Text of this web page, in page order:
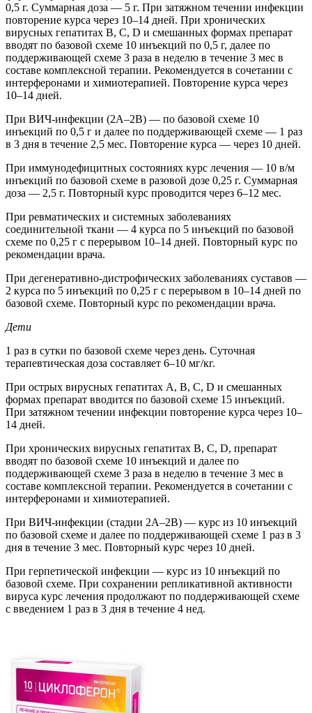
0,5 г. Суммарная доза — 5 г. При затяжном течении инфекции
повторение курса через 10–14 дней. При хронических
вирусных гепатитах В, С, D и смешанных формах препарат
вводят по базовой схеме 10 инъекций по 0,5 г, далее по
поддерживающей схеме 3 раза в неделю в течение 3 мес в
составе комплексной терапии. Рекомендуется в сочетании с
интерферонами и химиотерапией. Повторение курса через
10–14 дней.
При ВИЧ-инфекции (2А–2В) — по базовой схеме 10
инъекций по 0,5 г и далее по поддерживающей схеме — 1 раз
в 3 дня в течение 2,5 мес. Повторение курса — через 10 дней.
При иммунодефицитных состояниях курс лечения — 10 в/м
инъекций по базовой схеме в разовой дозе 0,25 г. Суммарная
доза — 2,5 г. Повторный курс проводится через 6–12 мес.
При ревматических и системных заболеваниях
соединительной ткани — 4 курса по 5 инъекций по базовой
схеме по 0,25 г с перерывом 10–14 дней. Повторный курс по
рекомендации врача.
При дегенеративно-дистрофических заболеваниях суставов —
2 курса по 5 инъекций по 0,25 г с перерывом в 10–14 дней по
базовой схеме. Повторный курс по рекомендации врача.
Дети
1 раз в сутки по базовой схеме через день. Суточная
терапевтическая доза составляет 6–10 мг/кг.
При острых вирусных гепатитах А, В, С, D и смешанных
формах препарат вводится по базовой схеме 15 инъекций.
При затяжном течении инфекции повторение курса через 10–
14 дней.
При хронических вирусных гепатитах В, С, D, препарат
вводят по базовой схеме 10 инъекций и далее по
поддерживающей схеме 3 раза в неделю в течение 3 мес в
составе комплексной терапии. Рекомендуется в сочетании с
интерферонами и химиотерапией.
При ВИЧ-инфекции (стадии 2А–2В) — курс из 10 инъекций
по базовой схеме и далее по поддерживающей схеме 1 раз в 3
дня в течение 3 мес. Повторный курс через 10 дней.
При герпетической инфекции — курс из 10 инъекций по
базовой схеме. При сохранении репликативной активности
вируса курс лечения продолжают по поддерживающей схеме
с введением 1 раз в 3 дня в течение 4 нед.